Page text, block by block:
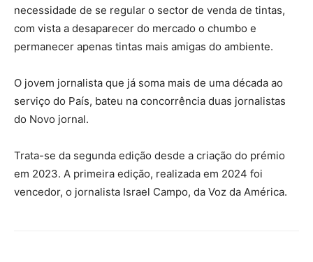
necessidade de se regular o sector de venda de tintas,
com vista a desaparecer do mercado o chumbo e
permanecer apenas tintas mais amigas do ambiente.
O jovem jornalista que já soma mais de uma década ao
serviço do País, bateu na concorrência duas jornalistas
do Novo jornal.
Trata-se da segunda edição desde a criação do prémio
em 2023. A primeira edição, realizada em 2024 foi
vencedor, o jornalista Israel Campo, da Voz da América.